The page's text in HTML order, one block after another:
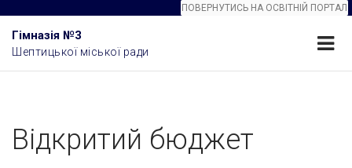
ПОВЕРНУТИСЬ НА ОСВІТНІЙ ПОРТАЛ
Гімназія №3
Шептицької міської ради
Відкритий бюджет